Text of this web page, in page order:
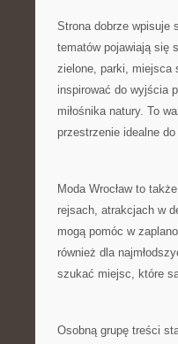
Strona dobrze wpisuje
tematów pojawiają się
zielone, parki, miejsca
inspirować do wyjścia
miłośnika natury. To
przestrzenie idealne
Moda Wrocław to
rejsach, atrakcjach w
mogą pomóc w
również dla
szukać miejsc, które
Osobną grupę treści